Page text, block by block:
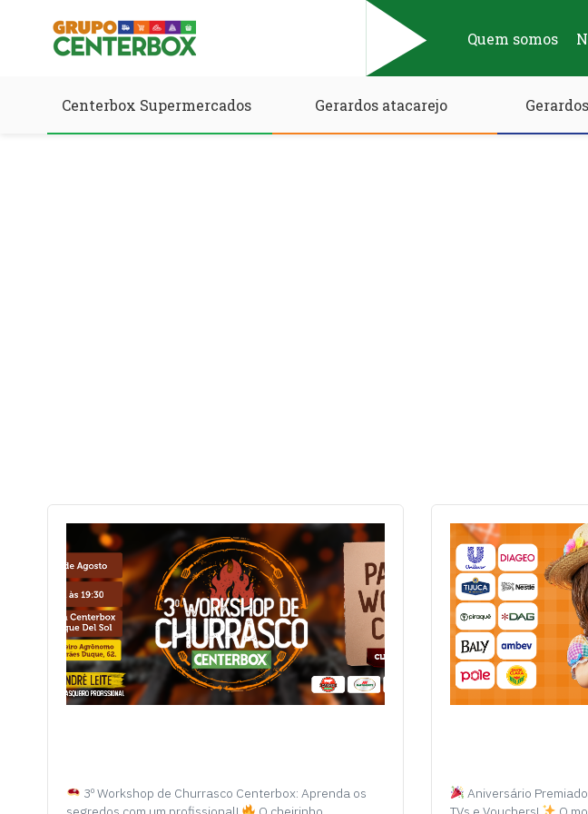
Quem somos
Centerbox Supermercados Gerardos atacarejo
3º Workshop de Churrasco Centerbox: Aprenda os
Aniversário